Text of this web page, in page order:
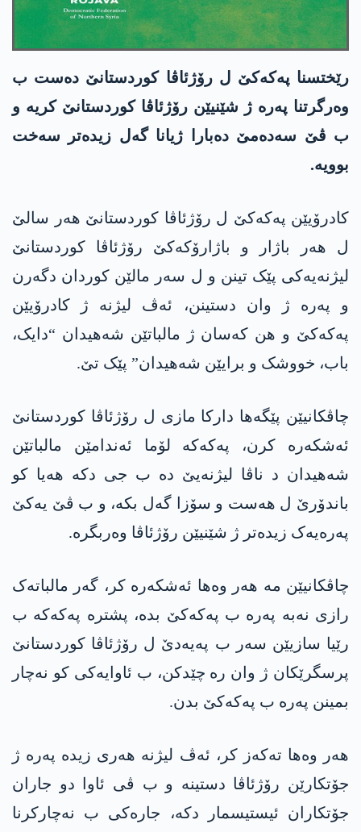
رێختسنا پەکەکێ ل رۆژئاڤا کوردستانێ دەست ب
وەرگرتنا پەرە ژ شێنیێن رۆژئاڤا کوردستانێ کریە و
ب ڤێ سەدەمێ دەبارا ژیانا گەل زیدەتر سەخت
بوویە.
کادرۆیێن پەکەکێ ل رۆژئاڤا کوردستانێ هەر سالێ
ل هەر باژار و باژارۆکەکێ رۆژئاڤا کوردستانێ
لیژنەیەکی پێک تینن و ل سەر مالێن کوردان دگەرن
و پەرە ژ وان دستینن، ئەڤ لیژنە ژ کادرۆیێن
پەکەکێ و هن کەسان ژ مالباتێن شەهیدان “دایک،
باب، خووشک و برایێن شەهیدان” پێک تێ.
چاڤکانیێن پێگەها دارکا مازی ل رۆژئاڤا کوردستانێ
ئەشکەرە کرن، پەکەکە لۆما ئەندامێن مالباتێن
شەهیدان د ناڤا لیژنەیێ دە ب جی دکە هەیا کو
باندۆرێ ل هەست و سۆزا گەل بکە، و ب ڤێ یەکێ
پەرەیەک زیدەتر ژ شێنیێن رۆژئاڤا وەربگرە.
چاڤکانیێن مە هەر وەها ئەشکەرە کر، گەر مالباتەک
رازی نەبە پەرە ب پەکەکێ بدە، پشترە پەکەکە ب
رێیا سازیێن سەر ب پەیەدێ ل رۆژئاڤا کوردستانێ
پرسگرێکان ژ وان رە چێدکن، ب ئاوایەکی کو نەچار
بمینن پەرە ب پەکەکێ بدن.
هەر وەها تەکەز کر، ئەڤ لیژنە هەری زیدە پەرە ژ
جۆتکارێن رۆژئاڤا دستینە و ب ڤی ئاوا دو جاران
جۆتکاران ئیستیسمار دکە، جارەکی ب نەچارکرنا